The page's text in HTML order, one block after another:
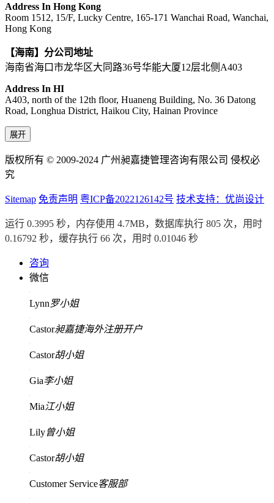
Address In Hong Kong
Room 1512, 15/F, Lucky Centre, 165-171 Wanchai Road, Wanchai,
Hong Kong
【海南】分公司地址
海南省海口市龙华区大同路36号华能大厦12层北侧A403
Address In HI
A403, north of the 12th floor, Huaneng Building, No. 36 Datong
Road, Longhua District, Haikou City, Hainan Province
展开
版权所有 © 2009-2024 广州昶嘉捷管理咨询有限公司 侵权必
究
Sitemap 免责声明 粤ICP备2022126142号 技术支持：优尚设计
运行 0.3995 秒，内存使用 4.7MB，数据库执行 805 次，用时
0.16792 秒，缓存执行 66 次，用时 0.01046 秒
咨询
微信
Lynn罗小姐
Castor昶嘉捷海外注册开户
Castor胡小姐
Gia李小姐
Mia江小姐
Lily曾小姐
Castor胡小姐
Customer Service客服部